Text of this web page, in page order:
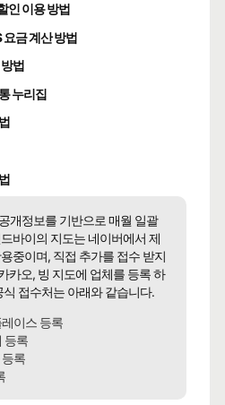
인 이용 방법
금 계산 방법
법
누리집
개정보를 기반으로 매월 일괄
바이의 지도는 네이버에서 제
중이며, 직접 추가를 접수 받지
카오, 빙 지도에 업체를 등록 하
접수처는 아래와 같습니다.
이스 등록
등록
록